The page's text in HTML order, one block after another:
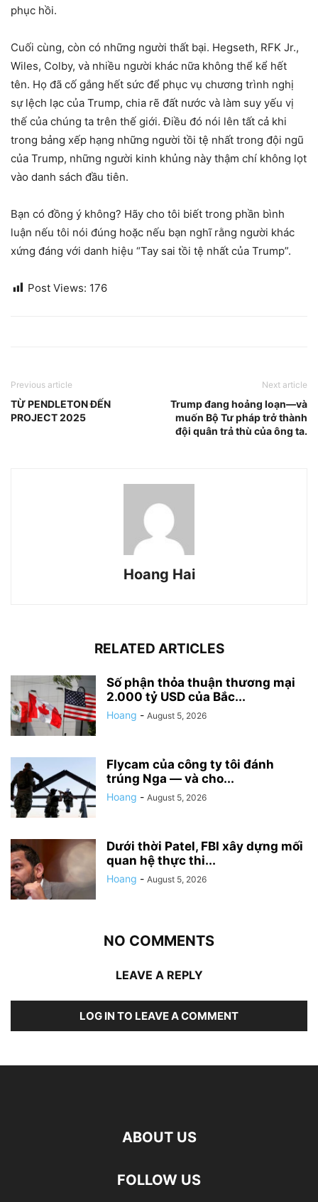
phục hồi.
Cuối cùng, còn có những người thất bại. Hegseth, RFK Jr.,
Wiles, Colby, và nhiều người khác nữa không thể kể hết
tên. Họ đã cố gắng hết sức để phục vụ chương trình nghị
sự lệch lạc của Trump, chia rẽ đất nước và làm suy yếu vị
thế của chúng ta trên thế giới. Điều đó nói lên tất cả khi
trong bảng xếp hạng những người tồi tệ nhất trong đội ngũ
của Trump, những người kinh khủng này thậm chí không lọt
vào danh sách đầu tiên.
Bạn có đồng ý không? Hãy cho tôi biết trong phần bình
luận nếu tôi nói đúng hoặc nếu bạn nghĩ rằng người khác
xứng đáng với danh hiệu “Tay sai tồi tệ nhất của Trump”.
Post Views: 176
Previous article
TỪ PENDLETON ĐẾN
PROJECT 2025
Next article
Trump đang hoảng loạn—và
muốn Bộ Tư pháp trở thành
đội quân trả thù của ông ta.
Hoang Hai
RELATED ARTICLES
Số phận thỏa thuận thương mại
2.000 tỷ USD của Bắc...
Hoang - August 5, 2026
Flycam của công ty tôi đánh
trúng Nga — và cho...
Hoang - August 5, 2026
Dưới thời Patel, FBI xây dựng mối
quan hệ thực thi...
Hoang - August 5, 2026
NO COMMENTS
LEAVE A REPLY
LOG IN TO LEAVE A COMMENT
ABOUT US
FOLLOW US